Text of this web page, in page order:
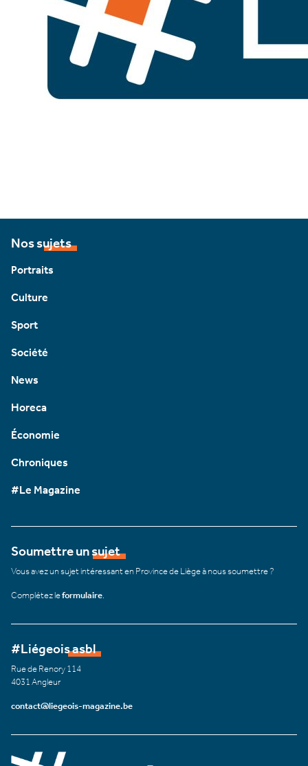
Nos sujets
Portraits
Culture
Sport
Société
News
Horeca
Économie
Chroniques
#Le Magazine
Soumettre un sujet
Vous avez un sujet intéressant en Province de Liège à nous soumettre ?
Complétez leformulaire
#Liégeois asbl
Rue de Renory 114
4031 Angleur
contact@liegeois-magazine.be